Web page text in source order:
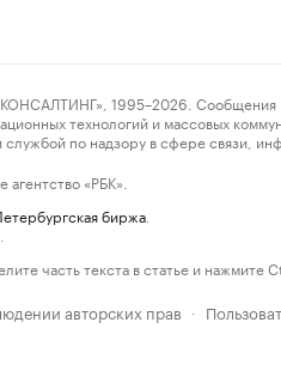
1995–2026. Сообщения и
технологий и массовых
по надзору в сфере связи,
«РБК».
биржа
часть текста в статье и нажмите
авторских прав ·